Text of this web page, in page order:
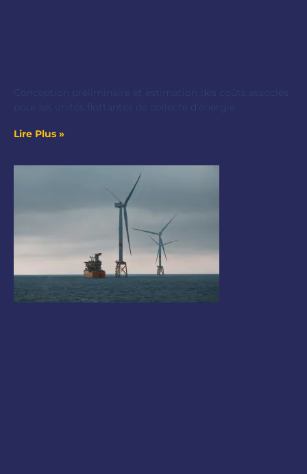
Conception préliminaire et estimation des coûts associés
pour les unités flottantes de collecte d’énergie
Lire Plus »